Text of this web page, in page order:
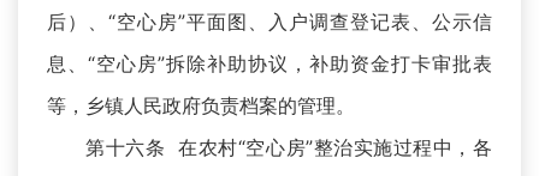
后）、“空心房”平面图、入户调查登记表、公示信
息、“空心房”拆除补助协议，补助资金打卡审批表
等，乡镇人民政府负责档案的管理。
第十六条 在农村“空心房”整治实施过程中，各